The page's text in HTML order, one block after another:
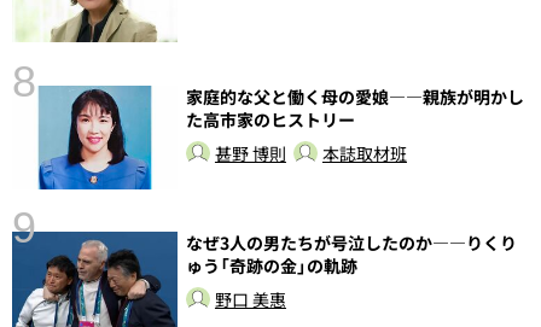
8
家庭的な父と働く母の愛娘――親族が明かし
た高市家のヒストリー
甚野 博則
本誌取材班
9
なぜ3人の男たちが号泣したのか――りくり
ゅう「奇跡の金」の軌跡
野口 美惠